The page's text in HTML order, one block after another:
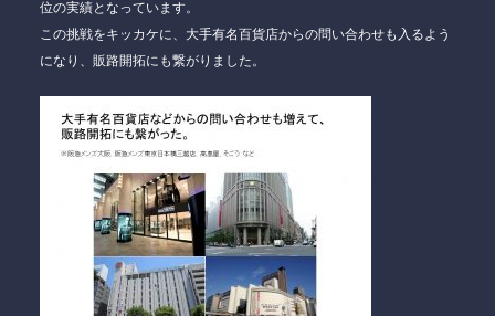
位の実績となっています。
この挑戦をキッカケに、大手有名百貨店からの問い合わせも入るよう
になり、 販路開拓にも繋がりました。